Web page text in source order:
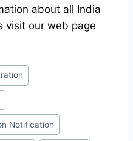
about all India
visit our web page
Notification